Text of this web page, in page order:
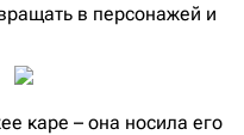
в персонажей и
каре – она носила его